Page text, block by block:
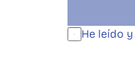
He leído